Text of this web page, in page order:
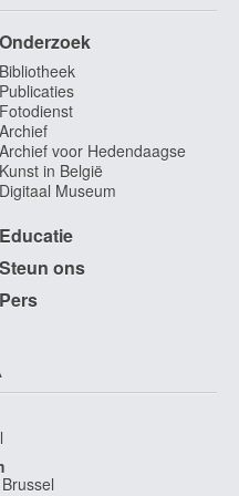
1656
1621/22
Onderzoek
Bibliotheek
Publicaties
Fotodienst
Archief
Archief voor Hedendaagse
Kunst in België
Digitaal Museum
Educatie
Steun ons
Pers